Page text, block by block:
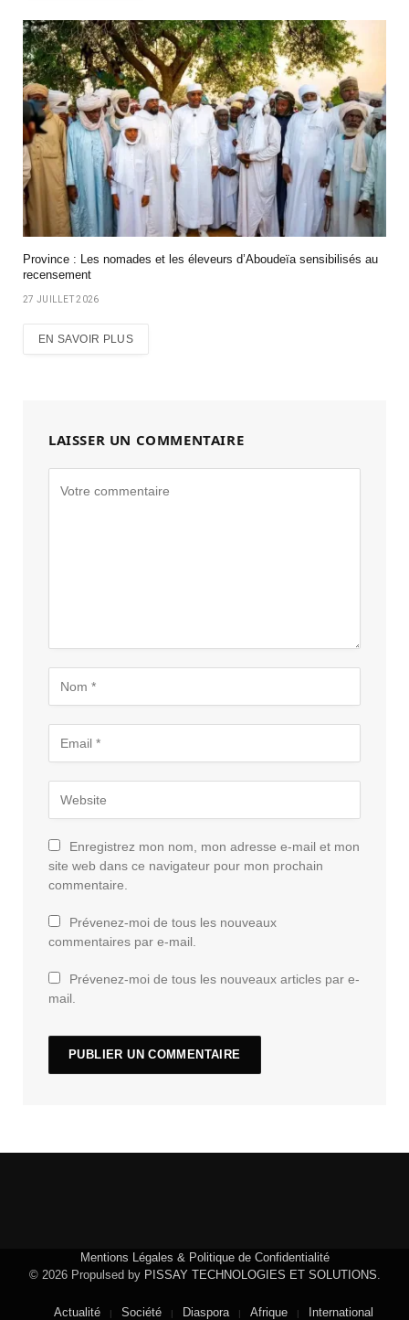
Province : Les nomades et les éleveurs d’Aboudeïa sensibilisés au
recensement
27 JUILLET 2026
EN SAVOIR PLUS
LAISSER UN COMMENTAIRE
Enregistrez mon nom, mon adresse e-mail et mon
site web dans ce navigateur pour mon prochain
commentaire.
Prévenez-moi de tous les nouveaux
commentaires par e-mail.
Prévenez-moi de tous les nouveaux articles par e-
mail.
Mentions Légales & Politique de Confidentialité
© 2026 Propulsed by PISSAY TECHNOLOGIES ET SOLUTIONS
Actualité Société Diaspora Afrique International